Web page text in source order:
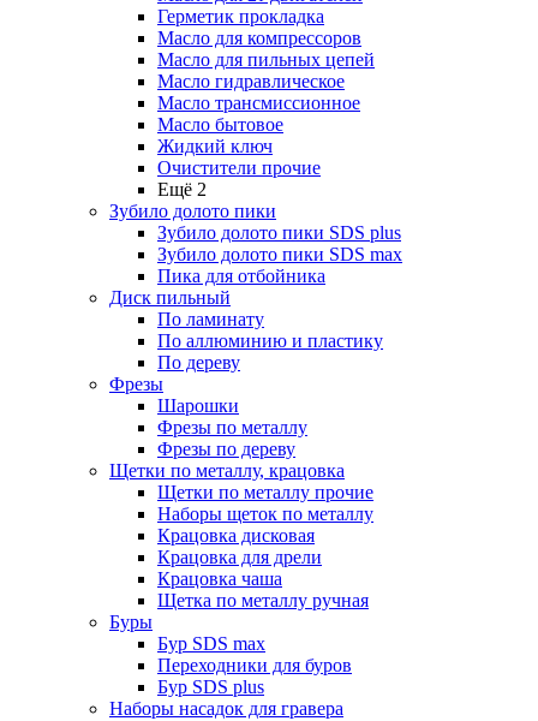
Герметик прокладка
Масло для компрессоров
Масло для пильных цепей
Масло гидравлическое
Масло трансмиссионное
Масло бытовое
Жидкий ключ
Очистители прочие
Ещё 2
Зубило долото пики
Зубило долото пики SDS plus
Зубило долото пики SDS max
Пика для отбойника
Диск пильный
По ламинату
По аллюминию и пластику
По дереву
Фрезы
Шарошки
Фрезы по металлу
Фрезы по дереву
Щетки по металлу, крацовка
Щетки по металлу прочие
Наборы щеток по металлу
Крацовка дисковая
Крацовка для дрели
Крацовка чаша
Щетка по металлу ручная
Буры
Бур SDS max
Переходники для буров
Бур SDS plus
Наборы насадок для гравера